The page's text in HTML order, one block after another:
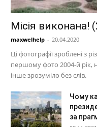
Місія виконана!
maxwelhelp - 20.04.2020
Ці фотографії зроблені з
першому фото 2004-й рік,
інше зрозуміло без слів.
Чому
за